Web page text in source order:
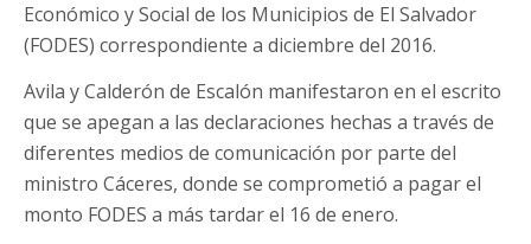
Económico y Social de los Municipios de El Salvador
(FODES) correspondiente a diciembre del 2016.
Avila y Calderón de Escalón manifestaron en el escrito
que se apegan a las declaraciones hechas a través de
diferentes medios de comunicación por parte del
ministro Cáceres, donde se comprometió a pagar el
monto FODES a más tardar el 16 de enero.